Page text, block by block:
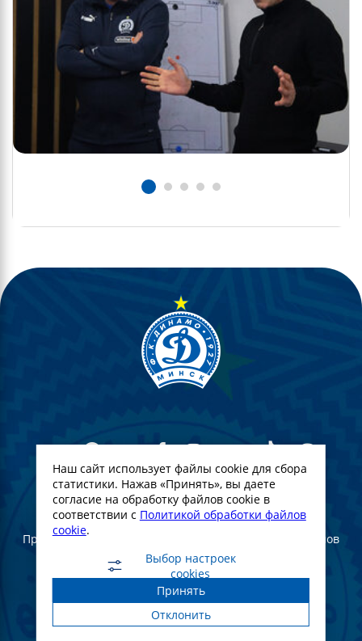
© Футбольный Клуб Динамо-Минск. 2022
При полном или частичном использовании материалов
ссылка на официальный сайт ФК Динамо Минск
обязательна
Создание и продвижение сайта -
WebGroup.PRO
Наш сайт использует файлы cookie для сбора
статистики. Нажав «Принять», вы даете
согласие на обработку файлов cookie в
соответствии с Политикой обработки файлов
cookie.
Выбор настроек
cookies
Принять
Отклонить